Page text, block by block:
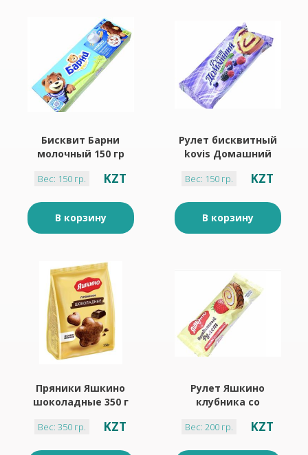
Бисквит Барни
молочный 150 гр
Вес: 150 гр. KZT
В корзину
Рулет бисквитный
kovis Домашний
Вес: 150 гр. KZT
В корзину
Пряники Яшкино
шоколадные 350 г
Вес: 350 гр. KZT
Рулет Яшкино
клубника со
Вес: 200 гр. KZT